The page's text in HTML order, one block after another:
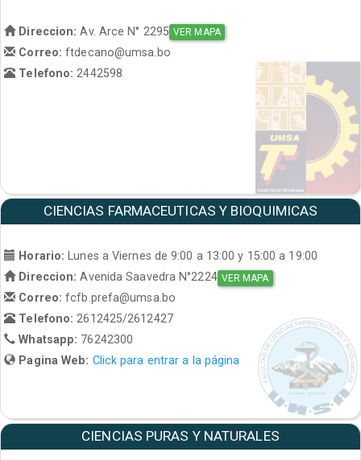
Direccion: Av. Arce N° 2295 VER MAPA
Correo:ftdecano@umsa.bo
Telefono: 2442598
CIENCIAS FARMACEUTICAS Y BIOQUIMICAS
Horario: Lunes a Viernes de 9:00 a 13:00 y 15:00 a 19:00
Direccion: Avenida Saavedra N°2224 VER MAPA
Correo:fcfb.prefa@umsa.bo
Telefono:2612425/2612427
Whatsapp: 76242300
Pagina Web: Click para entrar a la página
CIENCIAS PURAS Y NATURALES